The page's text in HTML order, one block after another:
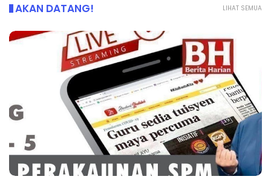
LIHAT SEMUA
AKAN DATANG!